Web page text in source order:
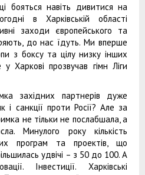
бояться навіть дивитися на
в Харківській області
заходи європейського та
до нас їдуть. Ми вперше
з боксу та цілу низку інших
Харкові прозвучав гімн Ліги
західних партнерів дуже
і санкції проти Росії? Але за
не тільки не послабшала, а
Минулого року кількість
програм та проектів, що
удвічі – з 50 до 100. А
Інвестиції. Харківські